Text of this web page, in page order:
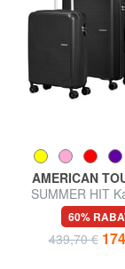
AMERICAN
SUMMER HIT
Mittel- + Groß-
60%
439,70 €